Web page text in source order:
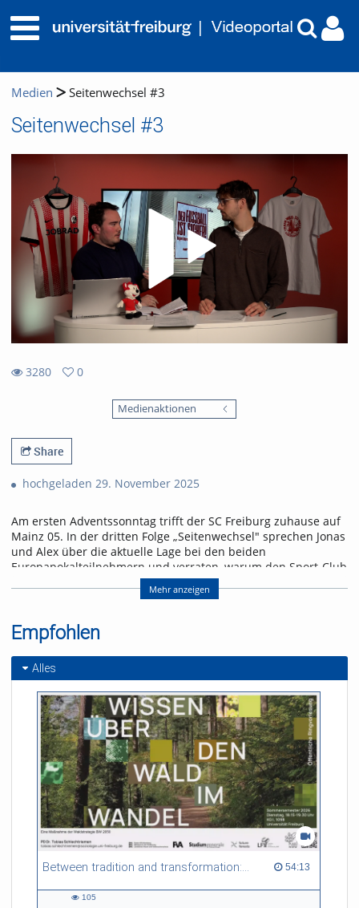
Medien Seitenwechsel #3
Seitenwechsel #3
3280
0
Medienaktionen
Share
hochgeladen 29. November 2025
Am ersten Adventssonntag trifft der SC Freiburg zuhause auf
Mainz 05. In der dritten Folge „Seitenwechsel" sprechen Jonas
und Alex über die aktuelle Lage bei den beiden
Europapokalteilnehmern und verraten, warum den Sport-Club
gegen Mainz ein ähnliches Spiel erwarten könnte wie drei
Referent/in:
Andreas Nagel
Mehr anzeigen
Empfohlen
Alles
Between tradition and transformation: how owners, advisers and institutions co-create knowledge for resilient forests in Europe 54:13
54:13 duration
105